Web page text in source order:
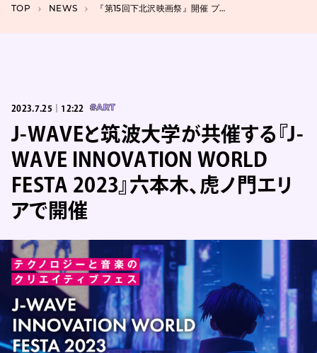
TOP NEWS 『第15回下北沢映画祭』開催 プログラム第1弾に『ぬいしゃべ』上映など
2023.7.25｜12:22 #ART
J-WAVEと筑波大学が共催する『J-
WAVE INNOVATION WORLD
FESTA 2023』六本木、虎ノ門エリ
アで開催